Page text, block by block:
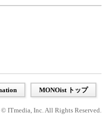
MONOist トップ
ITmedia, Inc. All Rights Reserved.